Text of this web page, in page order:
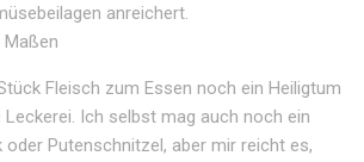
anreichert.
Maßen
Fleisch zum Essen noch ein Heiligtum
Ich selbst mag auch noch ein
oder Putenschnitzel, aber mir reicht es,